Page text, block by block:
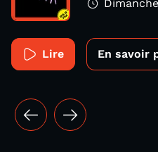
Lire En savoir